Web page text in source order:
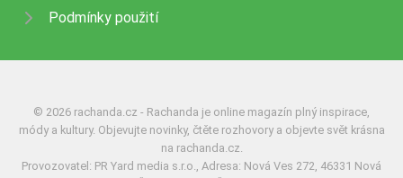
Podmínky použití
© 2026 rachanda.cz - Rachanda je online magazín plný inspirace,
módy a kultury. Objevujte novinky, čtěte rozhovory a objevte svět krásna
na rachanda.cz.
Provozovatel: PR Yard media s.r.o., Adresa: Nová Ves 272, 46331 Nová